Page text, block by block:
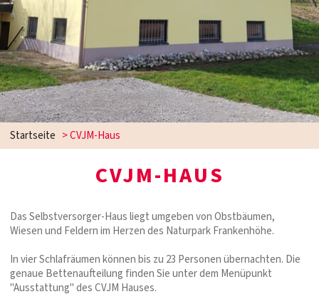
Startseite >CVJM-Haus
CVJM-HAUS
Das Selbstversorger-Haus liegt umgeben von Obstbäumen,
Wiesen und Feldern im Herzen des Naturpark Frankenhöhe.
In vier Schlafräumen können bis zu 23 Personen übernachten. Die
genaue Bettenaufteilung finden Sie unter dem Menüpunkt
"Ausstattung" des CVJM Hauses.